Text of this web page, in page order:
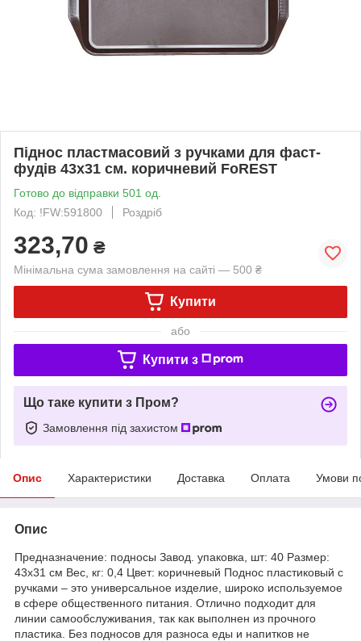
Піднос пластмасовий з ручками для фаст-
фудів 43х31 см. коричневий FoREST
Готово до відправки 501 од.
Код: !FW:591800
Роздріб
323,70 ₴
Мінімальна сума замовлення на сайті — 500 ₴
Купити
або
Купити з
Що таке купити з Пром?
Замовлення під захистом
Опис Характеристики Доставка Оплата Умови
Опис
Предназначение: подносы Завод. упаковка, шт: 40 Размер:
43х31 см Вес, кг: 0,4 Цвет: коричневый Поднос пластиковый с
ручками – это универсальное изделие, широко используемое
в сфере общественного питания. Отлично подходит для
линии самообслуживания, так как выполнен из прочного
пластика. Без подносов для разноса еды и напитков не